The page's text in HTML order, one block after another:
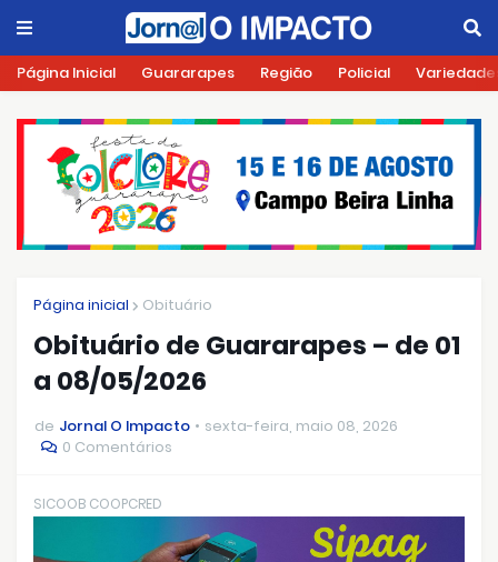
Página Inicial Guararapes Região Policial
Página inicial Obituário
Obituário de Guararapes – de 01
a 08/05/2026
de Jornal O Impacto
sexta-feira, maio 08, 2026
0 Comentários
SICOOB COOPCRED